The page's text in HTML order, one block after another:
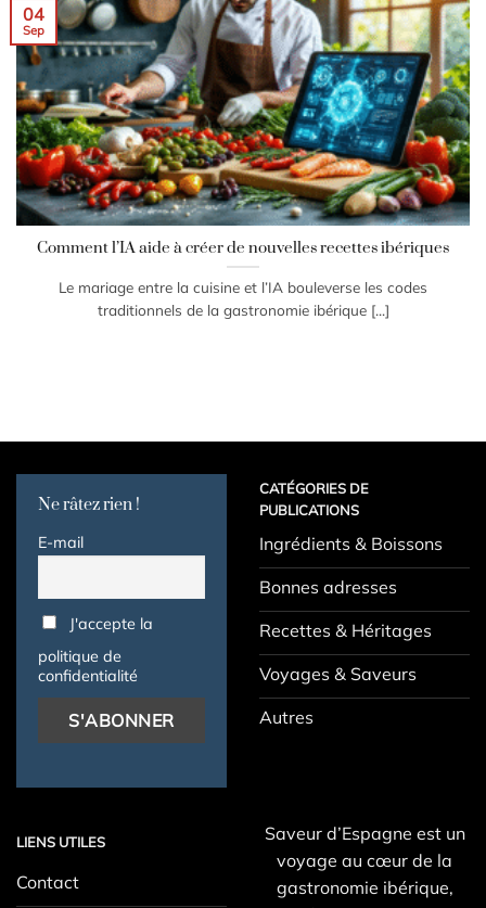
Comment l’IA aide à créer de nouvelles recettes ibériques
Le mariage entre la cuisine et l’IA bouleverse les codes
traditionnels de la gastronomie ibérique [...]
04
Sep
Ne râtez rien !
E-mail
J'accepte la
politique de
confidentialité
CATÉGORIES DE
PUBLICATIONS
Ingrédients & Boissons
Bonnes adresses
Recettes & Héritages
Voyages & Saveurs
Autres
LIENS UTILES
Contact
Saveur d’Espagne est un
voyage au cœur de la
gastronomie ibérique,